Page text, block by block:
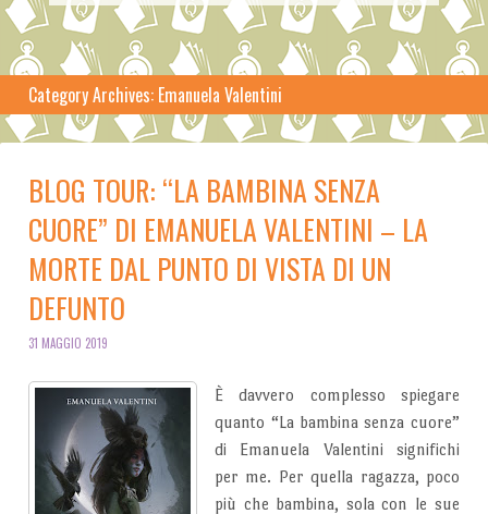
Category Archives: Emanuela Valentini
BLOG TOUR: “LA BAMBINA SENZA
CUORE” DI EMANUELA VALENTINI – LA
MORTE DAL PUNTO DI VISTA DI UN
DEFUNTO
31 MAGGIO 2019
È davvero complesso spiegare
quanto “La bambina senza cuore”
di Emanuela Valentini significhi
per me. Per quella ragazza, poco
più che bambina, sola con le sue